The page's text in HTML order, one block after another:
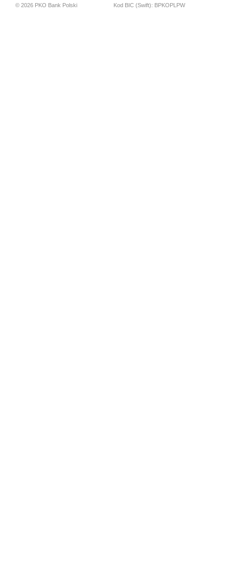
© 2026 PKO Bank Polski Kod BIC (Swift): BPKOPLPW